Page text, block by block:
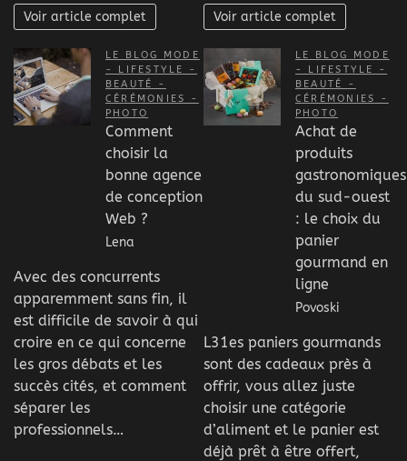
Voir article complet Voir article complet
LE BLOG MODE
- LIFESTYLE -
BEAUTÉ -
CÉRÉMONIES -
PHOTO
Comment
choisir la
bonne agence
de conception
Web ?
Lena
Avec des concurrents
apparemment sans fin, il
est difficile de savoir à qui
croire en ce qui concerne
les gros débats et les
succès cités, et comment
séparer les
professionnels…
LE BLOG MODE
- LIFESTYLE -
BEAUTÉ -
CÉRÉMONIES -
PHOTO
Achat de
produits
gastronomiques
du sud-ouest
: le choix du
panier
gourmand en
ligne
Povoski
L31es paniers gourmands
sont des cadeaux près à
offrir, vous allez juste
choisir une catégorie
d’aliment et le panier est
déjà prêt à être offert,